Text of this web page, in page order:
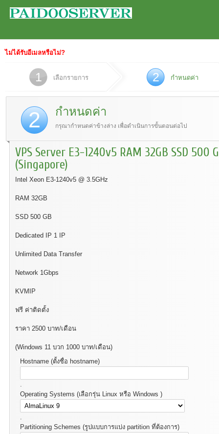
ไม่ได้รับอีเมลหรือไม่?
1 เลือกรายการ 2 กำหนดค่า
2 กำหนดค่า
กรุณากำหนดค่าข้างล่าง เพื่อดำเนินการขั้นตอนต่อไป
VPS Server E3-1240v5 RAM 32GB SSD 500
(Singapore)
Intel Xeon E3-1240v5 @ 3.5GHz
RAM 32GB
SSD 500 GB
Dedicated IP 1 IP
Unlimited Data Transfer
Network 1Gbps
KVMIP
ฟรี ค่าติดตั้ง
ราคา 2500 บาท/เดือน
(Windows 11 บวก 1000 บาท/เดือน)
Hostname (ตั้งชื่อ hostname)
Operating Systems (เลือกรุ่น Linux หรือ Windows )
Partitioning Schemes (รูปแบบการแบ่ง partition ที่ต้องการ)